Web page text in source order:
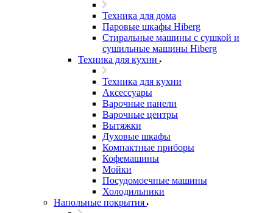
Техника для дома
Паровые шкафы Hiberg
Стиральные машины с сушкой и
сушильные машины Hiberg
Техника для кухни
Техника для кухни
Аксессуары
Варочные панели
Варочные центры
Вытяжки
Духовые шкафы
Компактные приборы
Кофемашины
Мойки
Посудомоечные машины
Холодильники
Напольные покрытия